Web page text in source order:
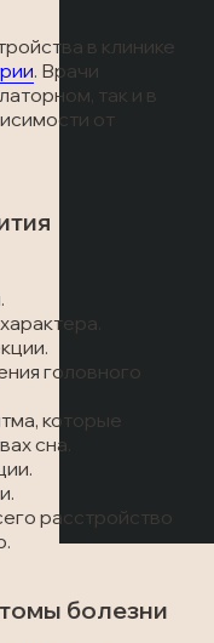
в клинике
. Врачи
так и в
от
головного
которые
сна.
расстройство
болезни